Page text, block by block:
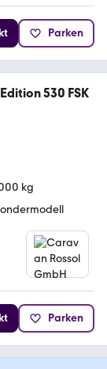
Parken
530 FSK
kg
Parken